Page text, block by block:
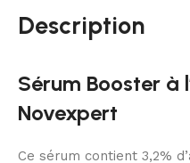
Description
Sérum Booster à
Novexpert
Ce sérum contient 3,2%